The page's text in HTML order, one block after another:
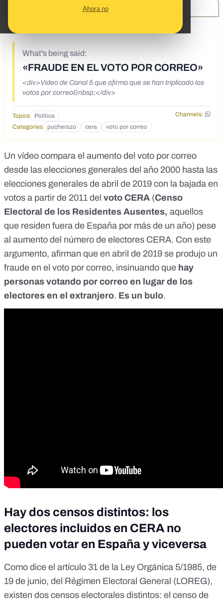
Ahora no
What's being said:
«FRAUDE EN EL VOTO POR CORREO»
<div>Video de Canal 5 que afirma que se han triplicado los
votos por correo&nbsp;</div>
Topics Política
Channels:
Categories
pucherazo cera voto por correo
Un vídeo compara el aumento del voto por correo
desde las elecciones generales del año 2000 hasta las
elecciones generales de abril de 2019 con la bajada en
votos a partir de 2011 del voto CERA (Censo
Electoral de los Residentes Ausentes, aquellos
que residen fuera de España por más de un año) pese
al aumento del número de electores CERA. Con este
argumento, afirman que en abril de 2019 se produjo un
fraude en el voto por correo, insinuando que hay
personas votando por correo en lugar de los
electores en el extranjero. Es un bulo.
Hay dos censos distintos: los
electores incluidos en CERA no
pueden votar en España y viceversa
Como dice el artículo 31 de la Ley Orgánica 5/1985, de
19 de junio, del Régimen Electoral General (LOREG),
existen dos censos electorales distintos: el censo de